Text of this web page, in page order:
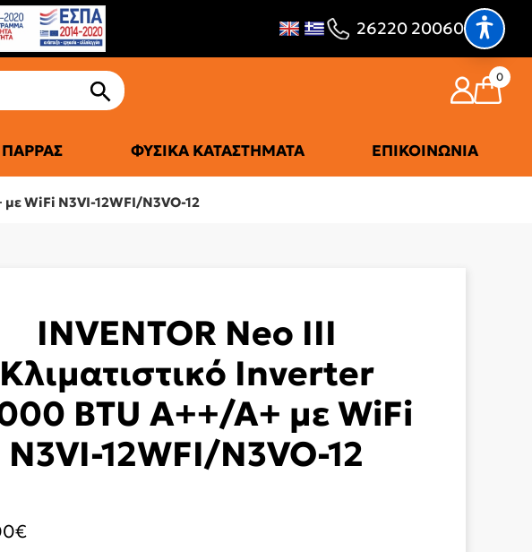
26220 20060
0
ΦΥΣΙΚΆ ΚΑΤΑΣΤΉΜΑΤΑ ΕΠΙΚΟΙΝΩΝΊΑ
με WiFi N3VI-12WFI/N3VO-12
INVENTOR Neo III
Κλιματιστικό Inverter
BTU A++/A+ με WiFi
N3VI-12WFI/N3VO-12
€